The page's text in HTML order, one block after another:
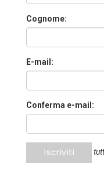
Cognome:
E-mail:
Conferma e-mail:
Iscriviti